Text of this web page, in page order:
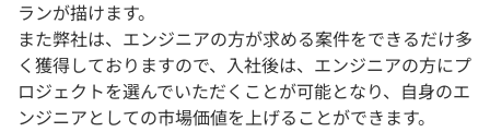
ランが描けます。
また弊社は、エンジニアの方が求める案件をできるだけ多
く獲得しておりますので、入社後は、エンジニアの方にプ
ロジェクトを選んでいただくことが可能となり、自身のエ
ンジニアとしての市場価値を上げることができます。